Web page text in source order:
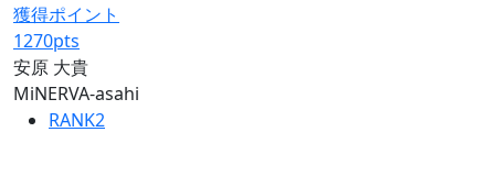
獲得ポイント
1270pts
安原 大貴
MiNERVA-asahi
RANK2